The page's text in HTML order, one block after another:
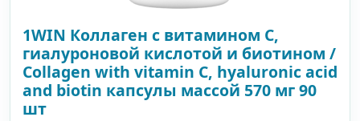
1WIN Коллаген с витамином С,
гиалуроновой кислотой и биотином /
Сollagen with vitamin C, hyaluronic acid
and biotin капсулы массой 570 мг 90
шт